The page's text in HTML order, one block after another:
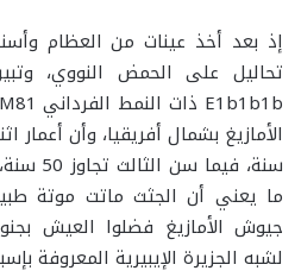
إذ بعد أخذ عينات من العظام
تحاليل على الحمض النووي،
سنة،
ما يعني أن الجثث ماتت موتة
جيوش الأمازيغ فضلوا العيش
لشبه الجزيرة الإيبيرية المعروفة